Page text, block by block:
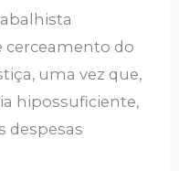
do
uma vez que,
hipossuficiente,
despesas